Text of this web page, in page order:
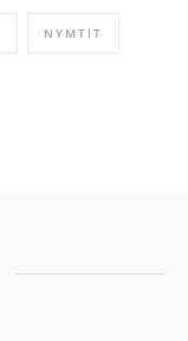
NYMTIT